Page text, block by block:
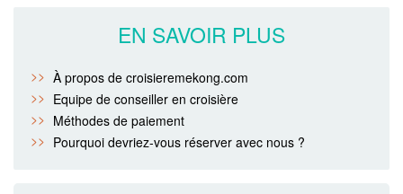
EN SAVOIR PLUS
À propos de croisieremekong.com
Equipe de conseiller en croisière
Méthodes de paiement
Pourquoi devriez-vous réserver avec nous ?